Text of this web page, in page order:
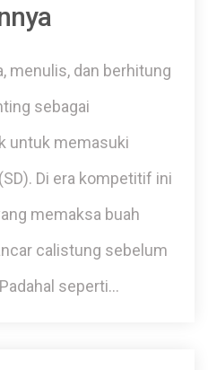
menulis, dan berhitung
sebagai
untuk memasuki
Di era kompetitif ini
memaksa buah
calistung sebelum
seperti…